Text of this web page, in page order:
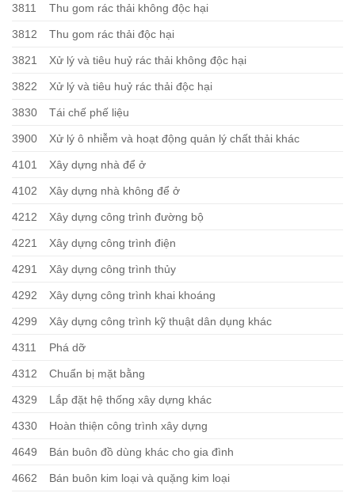
3811 Thu gom rác thải không độc hại
3812 Thu gom rác thải độc hại
3821 Xử lý và tiêu huỷ rác thải không độc hại
3822 Xử lý và tiêu huỷ rác thải độc hại
3830 Tái chế phế liệu
3900 Xử lý ô nhiễm và hoạt động quản lý chất thải khác
4101 Xây dựng nhà để ở
4102 Xây dựng nhà không để ở
4212 Xây dựng công trình đường bộ
4221 Xây dựng công trình điện
4291 Xây dựng công trình thủy
4292 Xây dựng công trình khai khoáng
4299 Xây dựng công trình kỹ thuật dân dụng khác
4311 Phá dỡ
4312 Chuẩn bị mặt bằng
4329 Lắp đặt hệ thống xây dựng khác
4330 Hoàn thiện công trình xây dựng
4649 Bán buôn đồ dùng khác cho gia đình
4662 Bán buôn kim loại và quặng kim loại